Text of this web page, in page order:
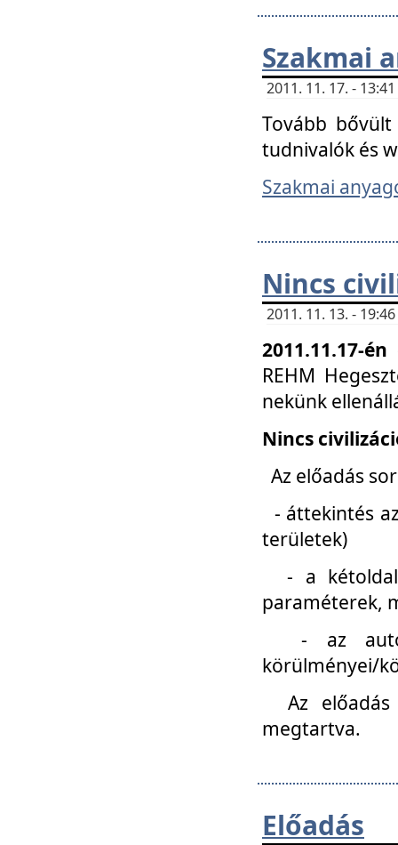
Szakmai
2011. 11. 17. -
Tovább bővült
tudnivalók és
Szakmai
Nincs
2011. 11. 13. -
2011.11.17-
REHM
nekünk
Nincs
Az előadás
- áttekintés
területek)
- a kétoldali
paraméterek,
- az
körülményei/
Az
megtartva.
Előadás